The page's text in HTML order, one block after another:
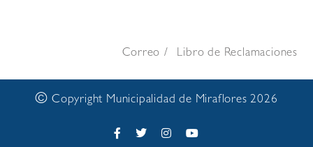
Correo Libro de Reclamaciones
© Copyright Municipalidad de Miraflores 2026